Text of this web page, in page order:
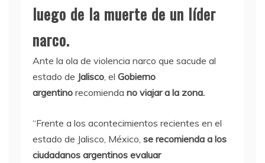
luego de la muerte de un líder
narco.
Ante la ola de violencia narco que sacude al
estado de Jalisco, el Gobierno
argentino recomienda no viajar a la zona.
“Frente a los acontecimientos recientes en el
estado de Jalisco, México, se recomienda a los
ciudadanos argentinos evaluar